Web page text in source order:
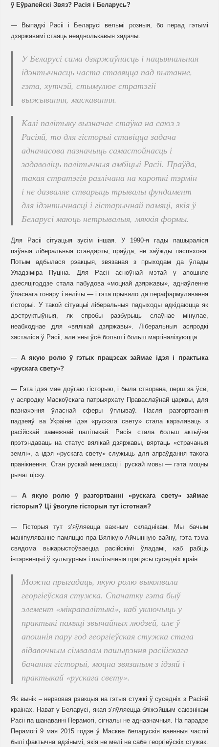
ў Еўрапейскі Звяз? Расія і Беларусь?
— Выпадкі Расіі і Беларусі вельмі розныя, бо перад гэтымі
дзяржавамі стаяць неаднолькавыя задачы.
У Беларусі сама дзяржаўнасць і нацыянальная
ідэнтычнасць часта ставяцца пад пытанне,
гэта, хутчэй, стымулюе стратэгіі
выжывання, маскавання.
Калі палітыку вызначае стаўка на саюз з
Расіяй, то для гісторыі ставіцца задача
адначасова пазначыць самастойнасць і
задаволіць палітычныя амбіцыі Расіі. Праўда,
такая стратэгія разлічана на кароткі тэрмін
і не дазваляе стварыць трывалы фундамент
для ідэнтычнасці і гістарычнай памяці, якія ў
Беларусі маюць нетрывалыя, мяккія формы.
Для Расіі сітуацыя зусім іншая. У 1990-я гады пашыраліся
пэўныя ліберальныя стандарты, праўда, не заўжды паспяхова.
Потым адбылася рэакцыя, звязаная з прыходам да ўлады
Уладзіміра Пуціна. Для Расіі асноўнай мэтай у апошняе
дзесяцігоддзе стала пабудова «моцнай дзяржавы», аднаўленне
ўласнага гонару і велічы — і гэта прывяло да перафармулявання
гісторыі. У такой сітуацыі ліберальныя падыходы адкідаюцца як
дэструктыўныя, як спробы разбурыць слаўнае мінулае,
неабходнае для «вялікай дзяржавы». Ліберальныя асяродкі
засталіся ў Расіі, але яны ўсё больш і больш маргіналізуюцца.
— А якую ролю ў гэтых працэсах займае ідэя і практыка
«рускага свету»?
— Гэта ідэя мае доўгаю гісторыю, і была створана, перш за ўсё,
у асяродку Маскоўскага патрыярхату Праваслаўнай царквы, для
пазначэння ўласнай сферы ўплываў. Пасля разгортвання
падзеяў ва Украіне ідэя «рускага свету» стала карэляваць з
расійскай замежнай палітыкай. Расія стала больш актыўна
прэтэндаваць на статус вялікай дзяржавы, вяртаць «страчаныя
землі», а ідэя «рускага свету» служыць для апраўдання такога
пранікнення. Стан рускай меншасці і рускай мовы — гэта моцны
рычаг ціску.
— А якую ролю ў разгортванні «рускага свету» займае
гісторыя? Ці ўвогуле гісторыя тут істотная?
— Гісторыя тут з’яўляецца важным складнікам. Мы бачым
маніпуляванне памяццю пра Вялікую Айчынную вайну, гэта тэма
свядома выкарыстоўваецца расійскімі ўладамі, каб рабіць
інтэрвенцыі ў культурныя і палітычныя працэсы суседніх краін.
Можна прыгадаць, якую ролю выконвала
георгіеўская стужка. Спачатку гэта быў
элемент «мікрапалітыкі», каб уключыць у
практыкі памяці звычайных людзей, але ў
апошнія пару год георгіеўская стужка стала
відавочным сімвалам пашырэння расійскага
бачання гісторыі, моцна звязаным з ідэяй і
практыкай «рускага свету».
Як вынік – нервовая рэакцыя на гэтыя стужкі ў суседніх з Расіяй
краінах. Нават у Беларусі, якая з’яўляецца бліжэйшым саюзнікам
Расіі па шанаванні Перамогі, сігналы не адназначныя. На парадзе
Перамогі 9 мая 2015 годзе ў Маскве беларускія ваенныя часткі
былі фактычна адзінымі, якія не мелі на сабе георгіеўскіх стужак.